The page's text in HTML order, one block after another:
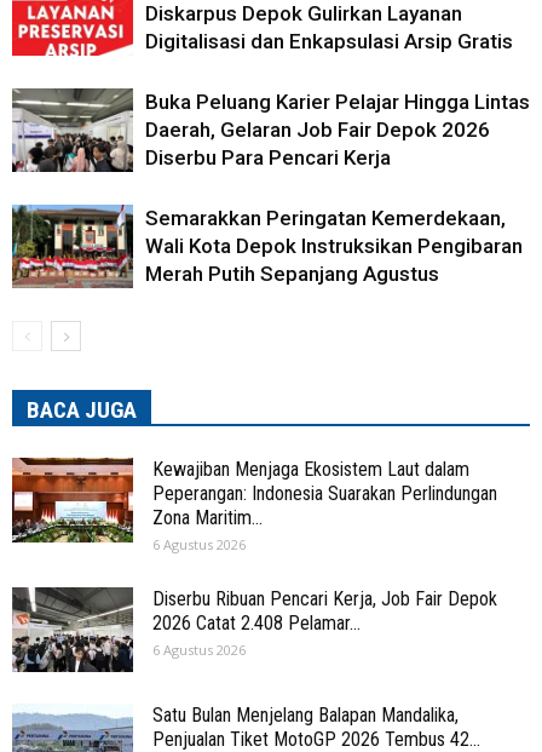
Diskarpus Depok Gulirkan Layanan
Digitalisasi dan Enkapsulasi Arsip Gratis
Buka Peluang Karier Pelajar Hingga Lintas
Daerah, Gelaran Job Fair Depok 2026
Diserbu Para Pencari Kerja
Semarakkan Peringatan Kemerdekaan,
Wali Kota Depok Instruksikan Pengibaran
Merah Putih Sepanjang Agustus
BACA JUGA
Kewajiban Menjaga Ekosistem Laut dalam
Peperangan: Indonesia Suarakan Perlindungan
Zona Maritim...
6 Agustus 2026
Diserbu Ribuan Pencari Kerja, Job Fair Depok
2026 Catat 2.408 Pelamar...
6 Agustus 2026
Satu Bulan Menjelang Balapan Mandalika,
Penjualan Tiket MotoGP 2026 Tembus 42...